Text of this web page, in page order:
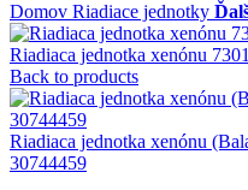
Domov Riadiace jednotky
Riadiaca jednotka xenónu
Back to products
Riadiaca jednotka xenónu
30744459